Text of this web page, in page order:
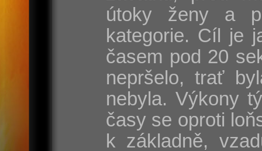
útoky ženy a
kategorie. Cíl je
časem pod 20
nepršelo, trať
nebyla. Výkony
časy se oproti
k základně,